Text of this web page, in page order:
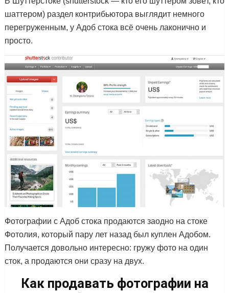
шаттером) раздел контрибьютора выглядит немного
перегруженным, у Адоб стока всё очень лаконично и
просто.
Фотографии с Адоб стока продаются заодно на стоке
Фотолия, который пару лет назад был куплен Адобом.
Получается довольно интересно: гружу фото на один
сток, а продаются они сразу на двух.
Как продавать фотографии на